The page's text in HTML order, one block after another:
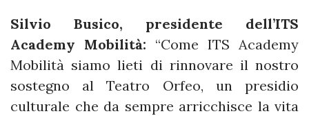
Silvio Busico, presidente dell’ITS
Academy Mobilità: “Come ITS Academy
Mobilità siamo lieti di rinnovare il nostro
sostegno al Teatro Orfeo, un presidio
culturale che da sempre arricchisce la vita